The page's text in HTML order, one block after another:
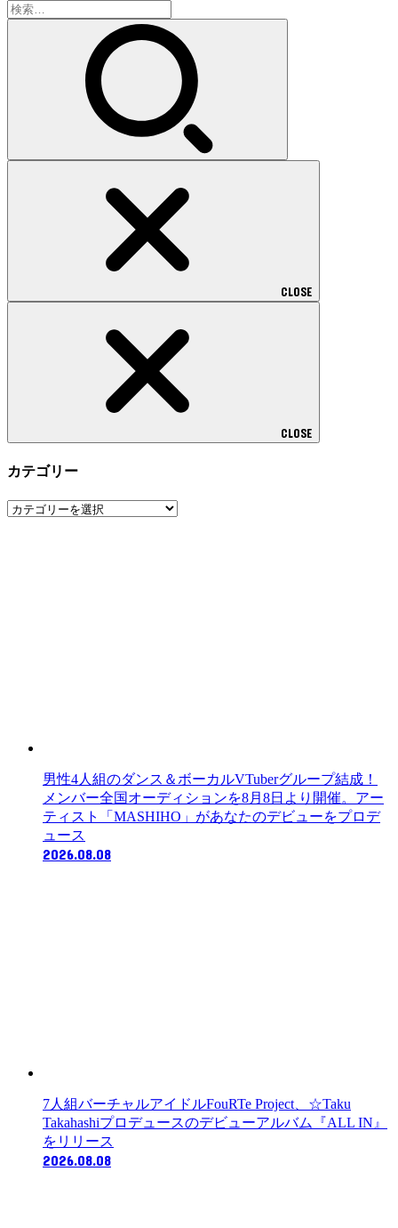
検
索:
CLOSE
CLOSE
カテゴリー
カ
男性4人組のダンス＆ボーカルVTuberグループ結成！
メンバー全国オーディションを8月8日より開催。アー
ティスト「MASHIHO」があなたのデビューをプロデ
ュース
2026.08.08
7人組バーチャルアイドルFouRTe Project、☆Taku
Takahashiプロデュースのデビューアルバム『ALL IN』
をリリース
2026.08.08